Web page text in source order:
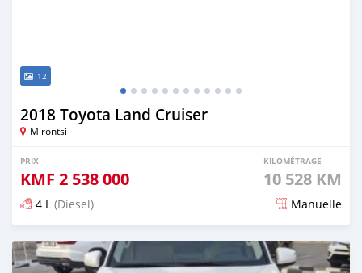
12
2018 Toyota Land Cruiser
Mirontsi
PRIX
KMF 2 538 000
KILOMÉTRAGE
10 528 KM
4 L (Diesel) Manuelle
Publié il y a 5 mois